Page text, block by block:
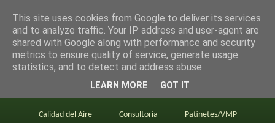
en bici por madrid
Este blog BiciMAD Primeros consejos
Calidad del Aire Consultoría Patinetes/VMP
This site uses cookies from Google to deliver its services
and to analyze traffic. Your IP address and user-agent are
shared with Google along with performance and security
metrics to ensure quality of service, generate usage
statistics, and to detect and address abuse.
LEARN MORE GOT IT